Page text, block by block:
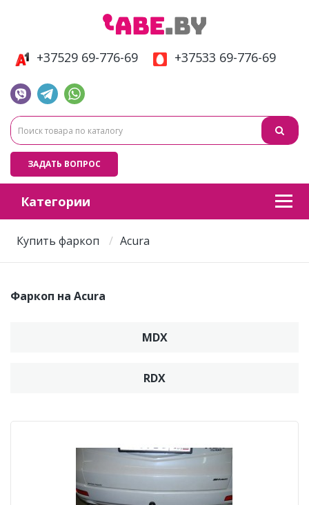
+37529 69-776-69 +37533 69-776-69
ЗАДАТЬ ВОПРОС
Категории
Купить фаркоп Acura
Фаркоп на Acura
MDX
RDX